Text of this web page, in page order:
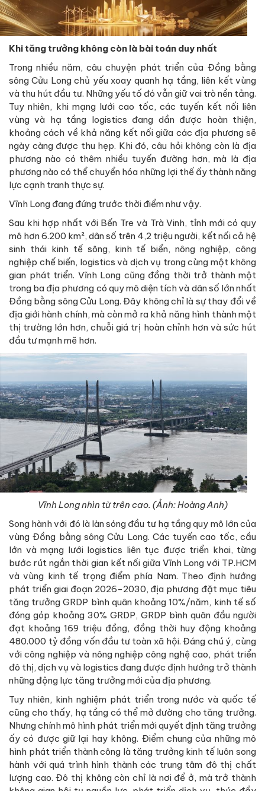
Khi tăng trưởng không còn là bài toán duy nhất
Trong nhiều năm, câu chuyện phát triển của Đồng bằng
sông Cửu Long chủ yếu xoay quanh hạ tầng, liên kết vùng
và thu hút đầu tư. Những yếu tố đó vẫn giữ vai trò nền tảng.
Tuy nhiên, khi mạng lưới cao tốc, các tuyến kết nối liên
vùng và hạ tầng logistics đang dần được hoàn thiện,
khoảng cách về khả năng kết nối giữa các địa phương sẽ
ngày càng được thu hẹp. Khi đó, câu hỏi không còn là địa
phương nào có thêm nhiều tuyến đường hơn, mà là địa
phương nào có thể chuyển hóa những lợi thế ấy thành năng
lực cạnh tranh thực sự.
Vĩnh Long đang đứng trước thời điểm như vậy.
Sau khi hợp nhất với Bến Tre và Trà Vinh, tỉnh mới có quy
mô hơn 6.200 km², dân số trên 4,2 triệu người, kết nối cả hệ
sinh thái kinh tế sông, kinh tế biển, nông nghiệp, công
nghiệp chế biến, logistics và dịch vụ trong cùng một không
gian phát triển. Vĩnh Long cũng đồng thời trở thành một
trong ba địa phương có quy mô diện tích và dân số lớn nhất
Đồng bằng sông Cửu Long. Đây không chỉ là sự thay đổi về
địa giới hành chính, mà còn mở ra khả năng hình thành một
thị trường lớn hơn, chuỗi giá trị hoàn chỉnh hơn và sức hút
đầu tư mạnh mẽ hơn.
Vĩnh Long nhìn từ trên cao. (Ảnh: Hoàng Anh)
Song hành với đó là làn sóng đầu tư hạ tầng quy mô lớn của
vùng Đồng bằng sông Cửu Long. Các tuyến cao tốc, cầu
lớn và mạng lưới logistics liên tục được triển khai, từng
bước rút ngắn thời gian kết nối giữa Vĩnh Long với TP.HCM
và vùng kinh tế trọng điểm phía Nam. Theo định hướng
phát triển giai đoạn 2026-2030, địa phương đặt mục tiêu
tăng trưởng GRDP bình quân khoảng 10%/năm, kinh tế số
đóng góp khoảng 30% GRDP, GRDP bình quân đầu người
đạt khoảng 169 triệu đồng, đồng thời huy động khoảng
480.000 tỷ đồng vốn đầu tư toàn xã hội. Đáng chú ý, cùng
với công nghiệp và nông nghiệp công nghệ cao, phát triển
đô thị, dịch vụ và logistics đang được định hướng trở thành
những động lực tăng trưởng mới của địa phương.
Tuy nhiên, kinh nghiệm phát triển trong nước và quốc tế
cũng cho thấy, hạ tầng có thể mở đường cho tăng trưởng.
Nhưng chính mô hình phát triển mới quyết định tăng trưởng
ấy có được giữ lại hay không. Điểm chung của những mô
hình phát triển thành công là tăng trưởng kinh tế luôn song
hành với quá trình hình thành các trung tâm đô thị chất
lượng cao. Đô thị không còn chỉ là nơi để ở, mà trở thành